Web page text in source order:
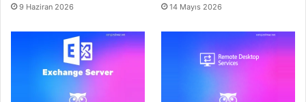
9 Haziran 2026 14 Mayıs 2026